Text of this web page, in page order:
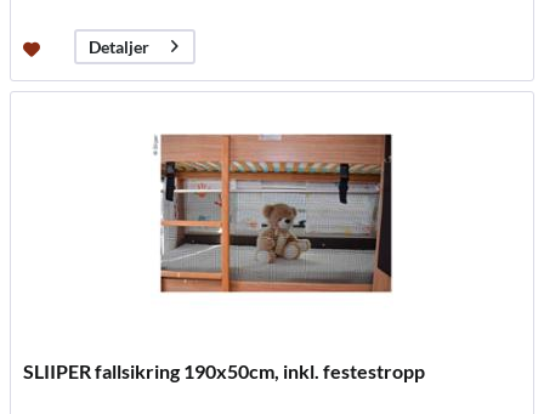
Detaljer
SLIIPER fallsikring 190x50cm, inkl. festestropp